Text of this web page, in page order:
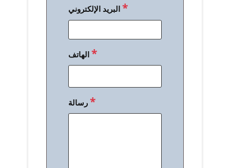
البريد الإلكتروني*
الهاتف*
رسالة*